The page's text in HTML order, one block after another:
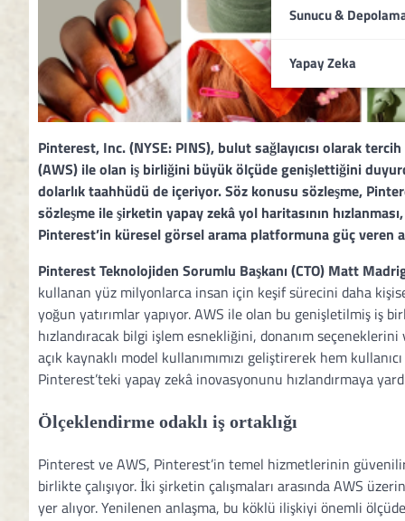
Sunucu &
Yapay Zeka
Pinterest, Inc. (NYSE: PINS), bulut sağlayıcısı olarak
(AWS) ile olan iş birliğini büyük ölçüde genişlettiğini
dolarlık taahhüdü de içeriyor. Söz konusu sözleşme,
sözleşme ile şirketin yapay zekâ yol haritasının
Pinterest’in küresel görsel arama platformuna güç veren
Pinterest Teknolojiden Sorumlu Başkanı (CTO) Matt
kullanan yüz milyonlarca insan için keşif sürecini daha
yoğun yatırımlar yapıyor. AWS ile olan bu genişletilmiş iş
hızlandıracak bilgi işlem esnekliğini, donanım
açık kaynaklı model kullanımımızı geliştirerek hem
Pinterest’teki yapay zekâ inovasyonunu hızlandırmaya
Ölçeklendirme odaklı iş ortaklığı
Pinterest ve AWS, Pinterest’in temel hizmetlerinin
birlikte çalışıyor. İki şirketin çalışmaları arasında AWS
yer alıyor. Yenilenen anlaşma, bu köklü ilişkiyi önemli